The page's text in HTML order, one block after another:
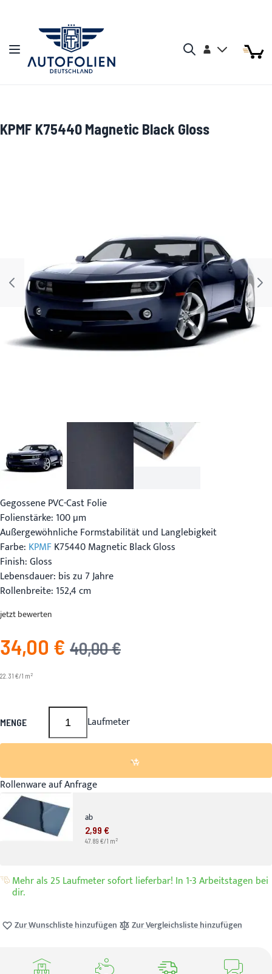
Navigation umschalten Konto Mein
Gegossene PVC-Cast Folie
Folienstärke: 100 µm
Außergewöhnliche Formstabilität und Langlebigkeit
Farbe: KPMFK75440 Magnetic Black Gloss
Finish: Gloss
Lebensdauer: bis zu 7 Jahre
Rollenbreite: 152,4 cm
KPMF K75440 Magnetic Black Gloss
jetzt bewerten
Angebotspreis
34,00 € UVP
40,00 €
22.31 €/1 m2
MENGE Laufmeter
Rollenware auf Anfrage
ab
2,99 €
47.89 €/1 m 2
Mehr als 25 Laufmeter sofort lieferbar! In 1-3 Arbeitstagen bei
dir.
Zur Wunschliste hinzufügen Zur Vergleichsliste hinzufügen